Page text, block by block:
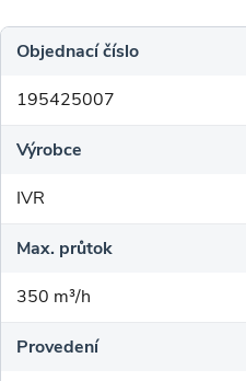
Objednací číslo
195425007
Výrobce
IVR
Max. průtok
350 m³/h
Provedení